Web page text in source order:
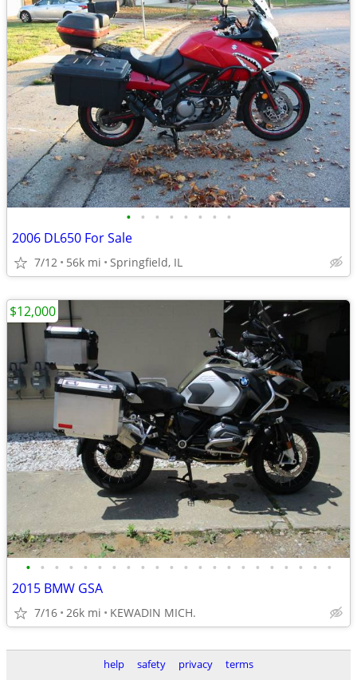
• • • • • • • •
2006 DL650 For Sale
7/12 56k mi Springfield, IL
• • • • • • • • • • • • • • • • • • • • • •
2015 BMW GSA
7/16 26k mi KEWADIN MICH.
$12,000
help safety privacy terms